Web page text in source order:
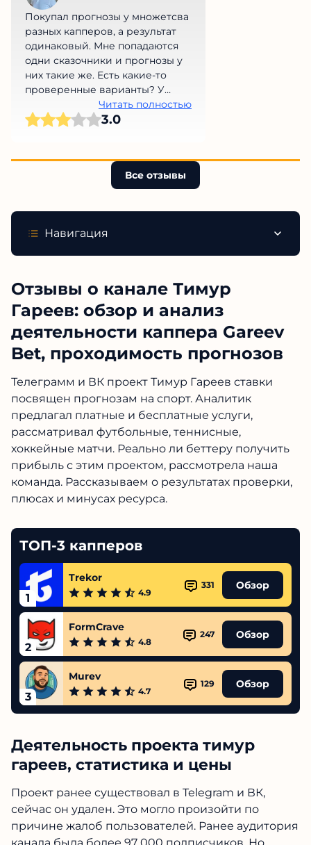
Покупал прогнозы у множетсва
разных капперов, а результат
одинаковый. Мне попадаются
одни сказочники и прогнозы у
них такие же. Есть какие-то
проверенные варианты? У
меня уже руки опускаются(
Читать полностью
3.0
Все отзывы
Навигация
Отзывы о канале Тимур
Гареев: обзор и анализ
деятельности каппера Gareev
Bet, проходимость прогнозов
Телеграмм и ВК проект Тимур Гареев ставки
посвящен прогнозам на спорт. Аналитик
предлагал платные и бесплатные услуги,
рассматривал футбольные, теннисные,
хоккейные матчи. Реально ли беттеру получить
прибыль с этим проектом, рассмотрела наша
команда. Рассказываем о результатах проверки,
плюсах и минусах ресурса.
ТОП-3 капперов
1
Trekor
4.9
331 Обзор
2
FormCrave
4.8
247 Обзор
3
Murev
4.7
129 Обзор
Деятельность проекта тимур
гареев, статистика и цены
Проект ранее существовал в Telegram и ВК,
сейчас он удален. Это могло произойти по
причине жалоб пользователей. Ранее аудитория